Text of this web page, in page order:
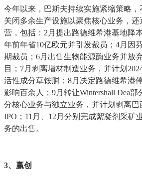
今年以来，巴斯夫持续实施紧缩策略
关闭多余生产设施以聚焦核心业务，
营，包括： 2月提出路德维希港基地降
年前年省10亿欧元并引发裁员；4月因
期裁员；6月出售生物能源酶业务并放
目；7月剥离增材制造业务，并计划
活性成分草铵膦；8月决定路德维希港
影响百余人；9月转让Wintershall Dea
分核心业务与独立业务，并计划剥离
IPO；11月、12月分别完成絮凝剂采矿
务的出售。
3、 赢创